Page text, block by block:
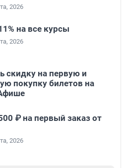
2026
на все курсы
2026
скидку на первую и
покупку билетов на
₽ на первый заказ от
2026